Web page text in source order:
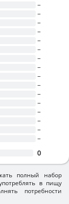
~
~
~
~
~
~
~
~
~
~
~
~
~
~
~
~
0
полный набор
в пищу
потребности